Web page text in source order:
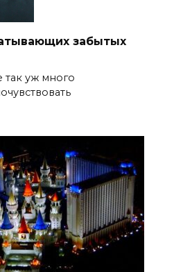
забытых
уж много